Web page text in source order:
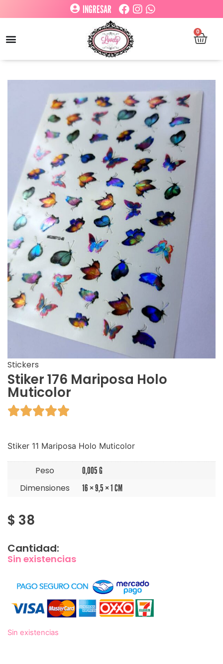
INGRESAR
0
Stickers
Stiker 176 Mariposa Holo
Muticolor

Stiker 11 Mariposa Holo Muticolor
Peso 0,005 G
Dimensiones 16 × 9,5 × 1 CM
$ 38
Cantidad:
Sin existencias
Sin existencias